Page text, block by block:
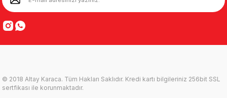
© 2018 Altay Karaca. Tüm Hakları Saklıdır. Kredi kartı bilgileriniz 256bit SSL
sertfikası ile korunmaktadır.